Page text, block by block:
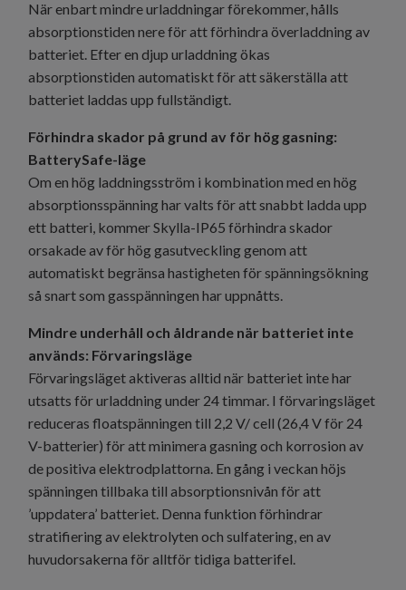
När enbart mindre urladdningar förekommer, hålls
absorptionstiden nere för att förhindra överladdning av
batteriet. Efter en djup urladdning ökas
absorptionstiden automatiskt för att säkerställa att
batteriet laddas upp fullständigt.
Förhindra skador på grund av för hög gasning:
BatterySafe-läge
Om en hög laddningsström i kombination med en hög
absorptionsspänning har valts för att snabbt ladda upp
ett batteri, kommer Skylla-IP65 förhindra skador
orsakade av för hög gasutveckling genom att
automatiskt begränsa hastigheten för spänningsökning
så snart som gasspänningen har uppnåtts.
Mindre underhåll och åldrande när batteriet inte
används: Förvaringsläge
Förvaringsläget aktiveras alltid när batteriet inte har
utsatts för urladdning under 24 timmar. I förvaringsläget
reduceras floatspänningen till 2,2 V/ cell (26,4 V för 24
V-batterier) för att minimera gasning och korrosion av
de positiva elektrodplattorna. En gång i veckan höjs
spänningen tillbaka till absorptionsnivån för att
’uppdatera’ batteriet. Denna funktion förhindrar
stratifiering av elektrolyten och sulfatering, en av
huvudorsakerna för alltför tidiga batterifel.